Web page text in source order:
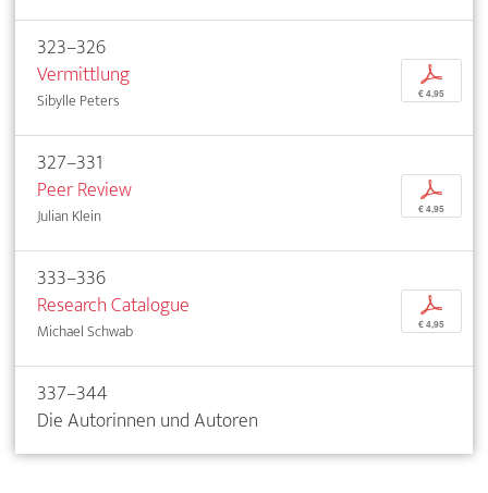
323–326
Vermittlung
Sibylle Peters
p
€ 4,95
327–331
Peer Review
Julian Klein
p
€ 4,95
333–336
Research Catalogue
Michael Schwab
p
€ 4,95
337–344
Die Autorinnen und Autoren